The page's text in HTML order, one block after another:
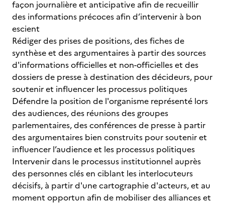
façon journalière et anticipative afin de recueillir
des informations précoces afin d’intervenir à bon
escient
Rédiger des prises de positions, des fiches de
synthèse et des argumentaires à partir des sources
d'informations officielles et non-officielles et des
dossiers de presse à destination des décideurs, pour
soutenir et influencer les processus politiques
Défendre la position de l'organisme représenté lors
des audiences, des réunions des groupes
parlementaires, des conférences de presse à partir
des argumentaires bien construits pour soutenir et
influencer l’audience et les processus politiques
Intervenir dans le processus institutionnel auprès
des personnes clés en ciblant les interlocuteurs
décisifs, à partir d'une cartographie d'acteurs, et au
moment opportun afin de mobiliser des alliances et